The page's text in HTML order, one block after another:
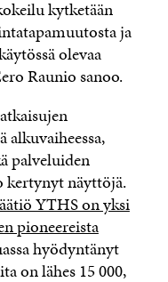
kytketään
ja
olevaa
Raunio sanoo.
palveluiden
kertynyt näyttöjä.
YTHS on yksi
pioneereista
hyödyntänyt
on lähes 15 000,